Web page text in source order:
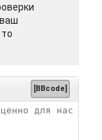
[BBcode]